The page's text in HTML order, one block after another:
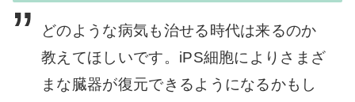
どのような病気も治せる時代は来るのか
教えてほしいです。iPS細胞によりさまざ
まな臓器が復元できるようになるかもし